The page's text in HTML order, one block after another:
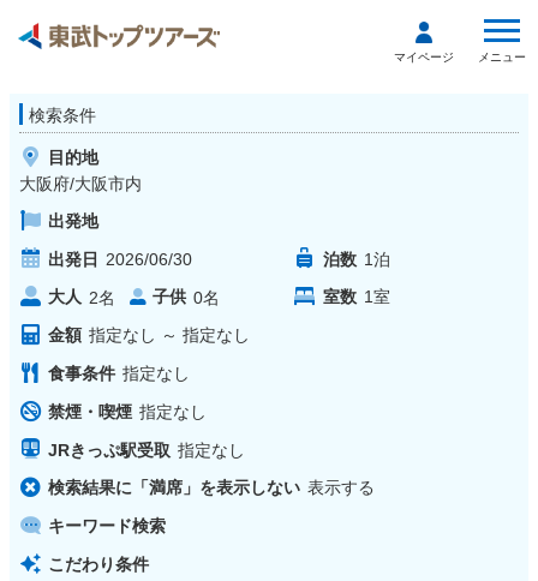
マイページ メニュー
検索条件
目的地
大阪府/大阪市内
出発地
出発日 2026/06/30 泊数 1泊
大人 2名 子供 0名 室数 1室
金額 指定なし ～ 指定なし
食事条件 指定なし
禁煙・喫煙 指定なし
JRきっぷ駅受取 指定なし
検索結果に「満席」を表示しない 表示する
キーワード検索
こだわり条件